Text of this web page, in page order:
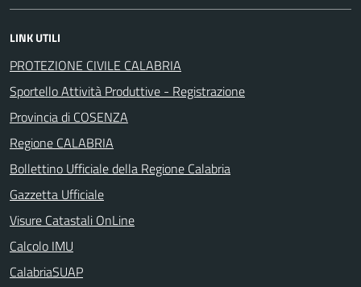
LINK UTILI
PROTEZIONE CIVILE CALABRIA
Sportello Attività Produttive - Registrazione
Provincia di COSENZA
Regione CALABRIA
Bollettino Ufficiale della Regione Calabria
Gazzetta Ufficiale
Visure Catastali OnLine
Calcolo IMU
CalabriaSUAP